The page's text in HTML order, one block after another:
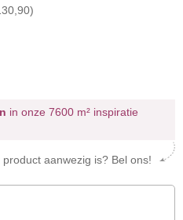
in onze 7600 m² inspiratie
aanwezig is? Bel ons!